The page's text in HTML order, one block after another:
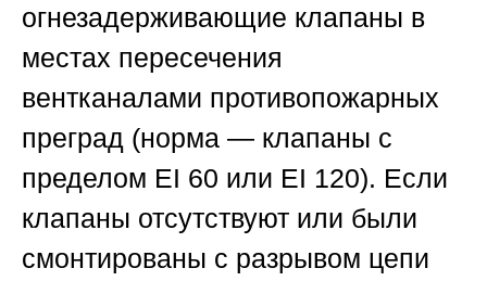
огнезадерживающие клапаны в
местах пересечения
вентканалами противопожарных
преград (норма — клапаны с
пределом EI 60 или EI 120). Если
клапаны отсутствуют или были
смонтированы с разрывом цепи